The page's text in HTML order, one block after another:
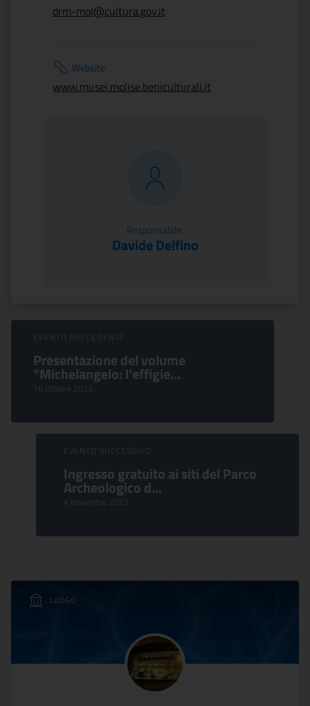
drm-mol@cultura.gov.it
Website
www.musei.molise.beniculturali.it
Responsabile:
Davide Delfino
Sfoglia Eventi
EVENTO PRECEDENTE:
Presentazione del volume
“Michelangelo: l’effigie...
16 Ottobre 2023
EVENTO SUCCESSIVO:
Ingresso gratuito ai siti del Parco
Archeologico d...
4 Novembre 2023
LUOGO